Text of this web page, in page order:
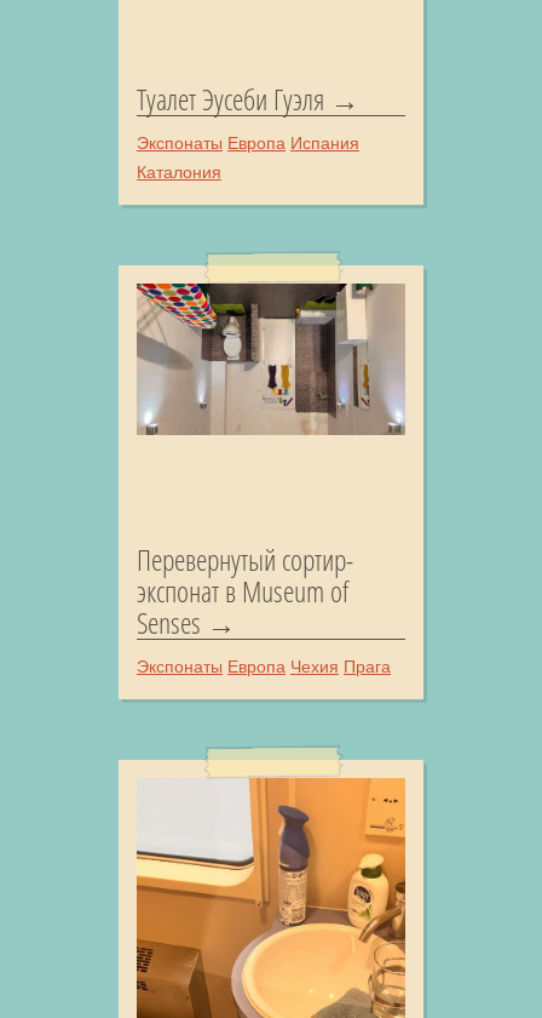
Туалет Эусеби Гуэля
Экспонаты Европа Испания
Каталония
Перевернутый сортир-
экспонат в Museum of
Senses
Экспонаты Европа Чехия Прага